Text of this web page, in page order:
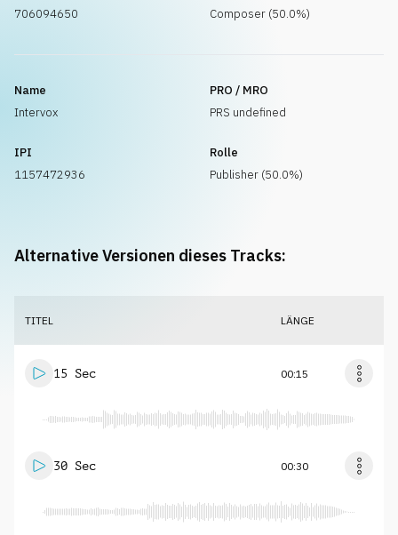
706094650
Composer (50.0%)
Name
Intervox
PRO / MRO
PRS undefined
IPI
1157472936
Rolle
Publisher (50.0%)
Alternative Versionen dieses Tracks:
TITEL LÄNGE
15 Sec 00:15
30 Sec 00:30